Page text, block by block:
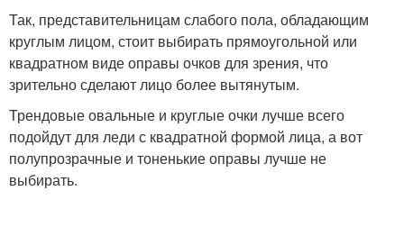
Так, представительницам слабого пола, обладающим
круглым лицом, стоит выбирать прямоугольной или
квадратном виде оправы очков для зрения, что
зрительно сделают лицо более вытянутым.
Трендовые овальные и круглые очки лучше всего
подойдут для леди с квадратной формой лица, а вот
полупрозрачные и тоненькие оправы лучше не
выбирать.